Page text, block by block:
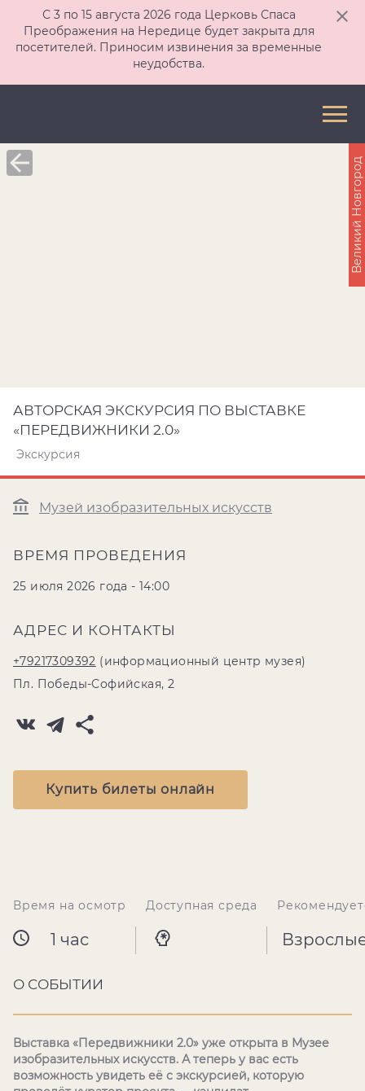
С 3 по 15 августа 2026 года Церковь Спаса
Преображения на Нередице будет закрыта для
посетителей. Приносим извинения за временные
неудобства.
АВТОРСКАЯ ЭКСКУРСИЯ ПО ВЫСТАВКЕ
«ПЕРЕДВИЖНИКИ 2.0»
Экскурсия
Музей изобразительных искусств
ВРЕМЯ ПРОВЕДЕНИЯ
25 июля 2026 года - 14:00
АДРЕС И КОНТАКТЫ
+79217309392 (информационный центр музея)
Пл. Победы-Софийская, 2
Купить билеты онлайн
Великий Новгород
Время на осмотр
1 час
Доступная среда
О СОБЫТИИ
Выставка «Передвижники 2.0» уже открыта в Музее
изобразительных искусств. А теперь у вас есть
возможность увидеть её с экскурсией, которую